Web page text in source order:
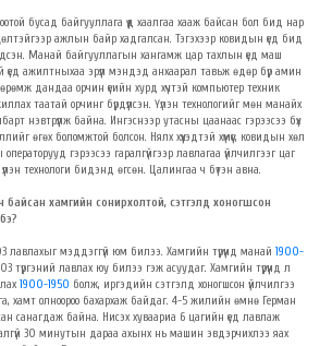
бусад байгууллага үүд хаалгаа хааж байсан бол бид нар
ажлын байр хадгалсан. Тэгэхээр ковидын үед бид
Манай байгууллагын хангамж цар тахлын үед маш
ажилтныхаа эрүүл мэндэд анхаарал тавьж өдөр бүр амин
дандаа орчин үеийн хурд хүчтэй компьютер техник
таатай орчинг бүрдүүлсэн. Үүлэн технологийг мөн манайх
нэвтрүүлж байна. Ингэснээр утасны цаанаас гэрээсээ бүх
өгөх боломжтой болсон. Нялх хүүхэдтэй хүмүүс, ковидын хөл
гэрээсээ гаралгүйгээр лавлагаа үйлчилгээг цаг
технологи бидэнд өгсөн. Цалингаа ч бүтэн авна.
байсан хамгийн сонирхолтой, сэтгэлд хоногшсон
лавлахыг мэддэггүй юм билээ. Хамгийн түрүүнд манай1900-
түргэний лавлах юу билээ гэж асуудаг. Хамгийн түрүүнд л
1900-1950 болж, иргэдийн сэтгэлд хоногшсон үйлчилгээ
хамт олноороо бахархаж байдаг. 4-5 жилийн өмнө Герман
санагдаж байна. Нисэх хуваариа 6 цагийн үед лавлаж
30 минутын дараа ахынх нь машин эвдэрчихлээ яах